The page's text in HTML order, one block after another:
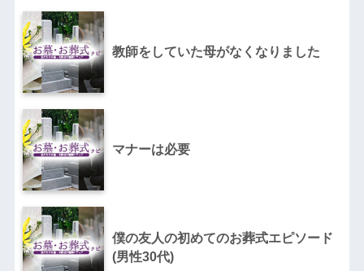
教師をしていた母がなくなりました
マナーは必要
僕の友人の初めてのお葬式エピソード
(男性30代)